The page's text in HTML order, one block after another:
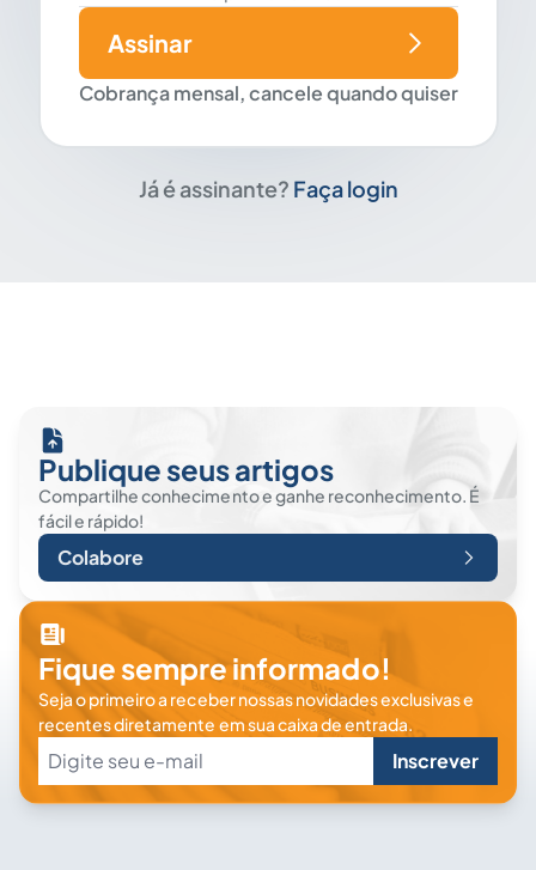
Cobrança mensal, cancele quando quiser
Assinar
Já é assinante? Faça login
Publique seus artigos
Compartilhe conhecimento e ganhe reconhecimento. É
fácil e rápido!
Colabore
Fique sempre informado!
Seja o primeiro a receber nossas novidades exclusivas e
recentes diretamente em sua caixa de entrada.
Inscrever